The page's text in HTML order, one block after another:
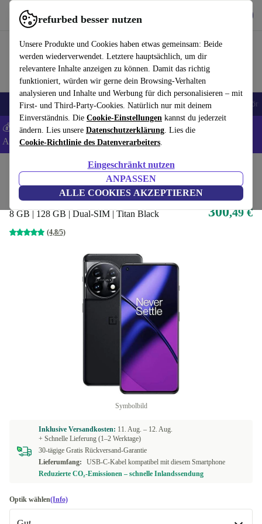
refurbed besser nutzen
Unsere Produkte und Cookies haben etwas gemeinsam: Beide
werden wiederverwendet. Letztere hauptsächlich, um dir
relevantere Inhalte anzeigen zu können. Damit das richtig
funktioniert, würden wir gerne dein Browsing-Verhalten
analysieren und Inhalte und Werbung für dich personalisieren – mit
First- und Third-Party-Cookies. Natürlich nur mit deinem
Einverständnis. Die Cookie-Einstellungen kannst du jederzeit
ändern. Lies unsere Datenschutzerklärung. Lies die
Cookie-Richtlinie des Datenverarbeiters.
Eingeschränkt nutzen
ANPASSEN
ALLE COOKIES AKZEPTIEREN
refurbed schnell und einfach nutzen
🎒 Back to school Handys Laptops Tablets Smartwatches Zubehör
💰 Extra -5% auf Samsung- und Google-Smartphones - Code:
ANDROID5 -AGB
Handys & Smartphones OnePlus Handys
OnePlus 11
8 GB | 128 GB | Dual-SIM | Titan Black
(4,8/5)
300,49 €
Symbolbild
Inklusive Versandkosten: 11. Aug. – 12. Aug.
+ Schnelle Lieferung (1–2 Werktage)
30-tägige Gratis Rückversand-Garantie
Lieferumfang:
USB-C-Kabel kompatibel mit diesem Smartphone
Reduzierte CO₂-Emissionen – schnelle Inlandssendung
Optik wählen(Info)